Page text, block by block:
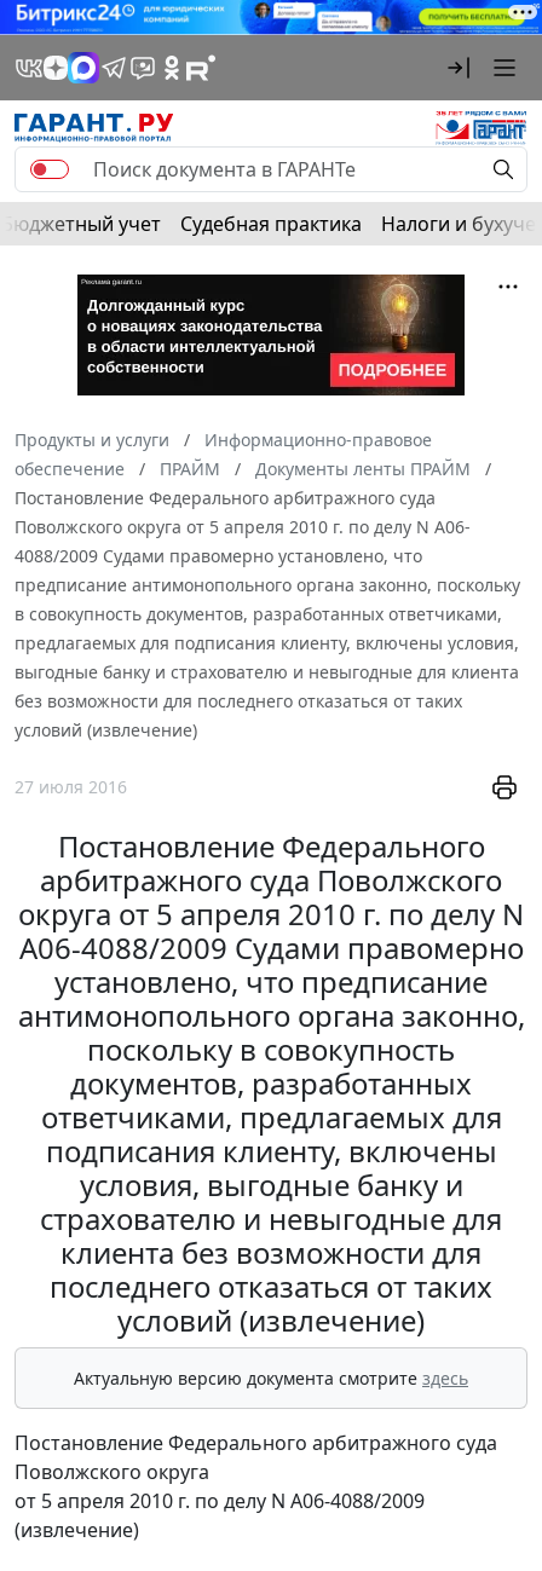
Бюджетный учет Судебная практика Налоги и
Продукты и услуги
Информационно-правовое
обеспечение
ПРАЙМ
Документы ленты ПРАЙМ
Постановление Федерального арбитражного суда
Поволжского округа от 5 апреля 2010 г. по делу N А06-
4088/2009 Судами правомерно установлено, что
предписание антимонопольного органа законно, поскольку
в совокупность документов, разработанных ответчиками,
предлагаемых для подписания клиенту, включены условия,
выгодные банку и страхователю и невыгодные для клиента
без возможности для последнего отказаться от таких
условий (извлечение)
27 июля 2016
Постановление Федерального
арбитражного суда Поволжского
округа от 5 апреля 2010 г. по делу N
А06-4088/2009 Судами правомерно
установлено, что предписание
антимонопольного органа законно,
поскольку в совокупность
документов, разработанных
ответчиками, предлагаемых для
подписания клиенту, включены
условия, выгодные банку и
страхователю и невыгодные для
клиента без возможности для
последнего отказаться от таких
условий (извлечение)
Актуальную версию документа смотрите здесь
Постановление Федерального арбитражного суда
Поволжского округа
от 5 апреля 2010 г. по делу N А06-4088/2009
(извлечение)